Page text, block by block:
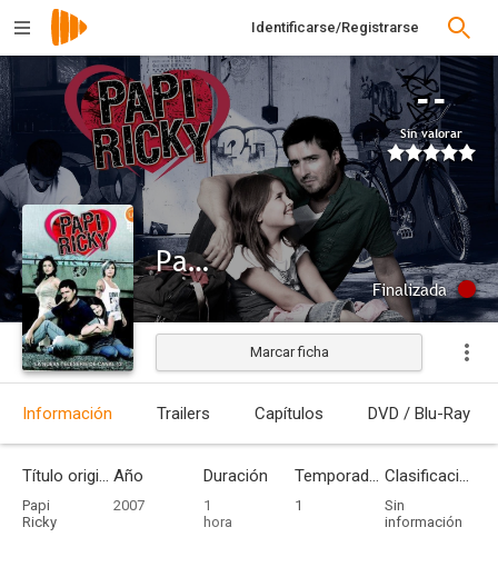
Identificarse/Registrarse
--
Sin valorar
Papi Ricky
Finalizada
Marcar ficha
Información Trailers Capítulos DVD / Blu-Ray
Título original
Papi
Ricky
Año
2007
Duración
1
hora
Temporadas
1
Clasificación por edades
Sin
información